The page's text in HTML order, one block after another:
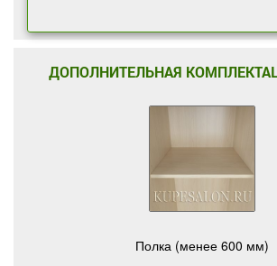
ДОПОЛНИТЕЛЬНАЯ
Полка (менее 600 мм)